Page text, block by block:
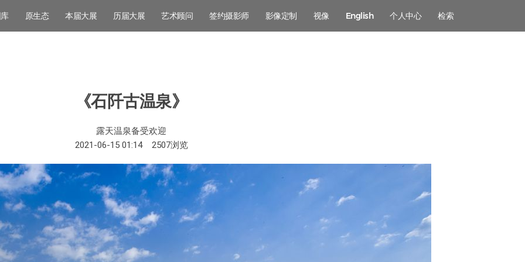
原生态 本届大展 历届大展 艺术顾问 签约摄影师 影像定制 视像 English 个人中心 检索
《石阡古温泉》
露天温泉备受欢迎
2021-06-15 01:14
2507浏览